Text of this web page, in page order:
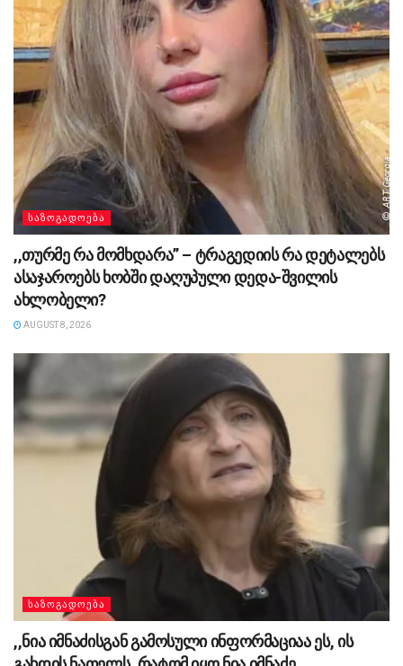
ᲡᲐᲖᲝᲒᲐᲓᲝᲔᲑᲐ
,,თურმე რა მომხდარა” – ტრაგედიის რა დეტალებს
ასაჯაროებს ხობში დაღუპული დედა-შვილის
ახლობელი?
AUGUST 8, 2026
ᲡᲐᲖᲝᲒᲐᲓᲝᲔᲑᲐ
,,ნია იმნაძისგან გამოსული ინფორმაციაა ეს, ის